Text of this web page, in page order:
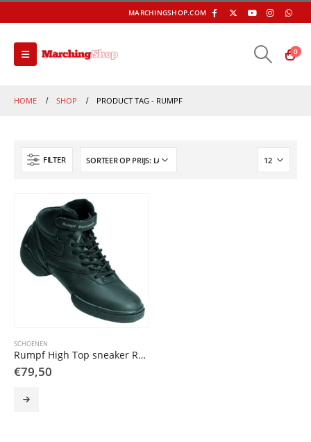
MARCHINGSHOP.COM
0
HOME SHOP PRODUCT TAG - RUMPF
FILTER
SCHOENEN
Rumpf High Top sneaker RU1500
€79,50